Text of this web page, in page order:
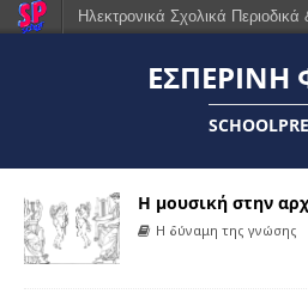
Η μουσική στην
Η δύναμη της γνώσης
Ηλεκτρονικά Σχολικά Περιοδικά